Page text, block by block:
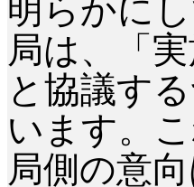
明らかに
局は、「
と協議す
います。
局側の意